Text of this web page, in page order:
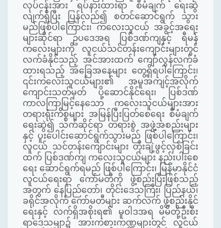
လုပ်ငန်းအား ရပ်နားထားရာ စီမံချက် ရေးဆွဲ
လျက်ရှိပြီး ပြန်လည်၍ စတင်ဆောင်ရွက် သွား
မည်ဖြစ်ပါကြောင်း၊ ကလေးသူငယ် အခွင့်အရေး
များဆိုင်ရာ ဥပဒေအရ ပြစ်ဒဏ်ကျနှင့် ရီမန်
ကလေးများကို လူငယ်သင်တန်းကျောင်းများတွင်
လက်ခံနိုင်သည့် အင်အားထက် ကျော်လွန်လက်ခံ
ထားရသည့် အခြေအနေများ တွေ့ရှိရပါကြောင်း၊
၎င်းကလေးသူငယ်များ၏ အမူအကျင့်အလိုက်
ကျောင်းသတ်မှတ် ပို့ဆောင်နိုင်ရေး၊ ပြစ်ဒဏ်
ကာလကြာမြင့်နေသော ကလေးသူငယ်များအား
တရားရုံးကိစ္စများ အမြန်ပြီးပြတ်စေရေး စီမံချက်
ရေးဆွဲ၍ သက်ဆိုင်ရာ တရားစွဲ အဖွဲ့အစည်းများ
နှင့် ပူးပေါင်းဆောင်ရွက်သွားမည် ဖြစ်ပါကြောင်း၊
လူငယ် သင်တန်းကျောင်းများ တိုးချဲ့ဖွင့်လှစ်ခြင်း
ထက် ပြစ်ဒဏ်ကျ ကလေးသူငယ်များ နည်းပါးစေ
ရေး ဆောင်ရွက်ရမည် ဖြစ်ပါကြောင်း၊ မြန်မာနိုင်ငံ
လူငယ်ရေးရာ ကော်မတီကို ဖွဲ့စည်းပြီးဖြစ်သည့်
အတွက် နေပြည်တော်၊ တိုင်းဒေသကြီး၊ ပြည်နယ်၊
ခရိုင်အလိုက် ကော်မတီများ ဆက်လက် ဖွဲ့စည်းနိုင်
ရေးနှင့် လက်ရှိအစိုးရ၏ မူဝါဒအရ မိမိတို့ဦးစီး
ရာဒေသမျာ၌ အားကစားကဏ္ဍများတွင် လူငယ်